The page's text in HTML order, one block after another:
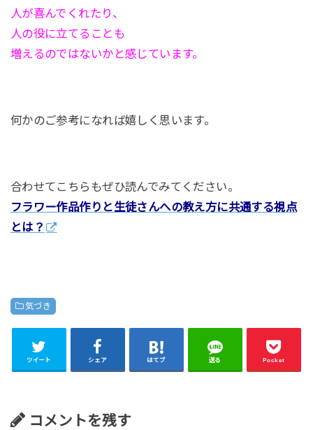
人が喜んでくれたり、
人の役に立てることも
増えるのではないかと感じています。
何かのご参考になれば嬉しく思います。
合わせてこちらもぜひ読んでみてください。
フラワー作品作りと生徒さんへの教え方に共通する視点
とは？
気づき
ツイート シェア はてブ 送る Pocket
コメントを残す